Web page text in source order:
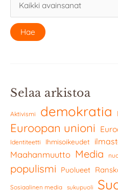
Selaa arkistoa
Aktivismi demokratia
Euroopan unioni
Identiteetti Ihmisoikeudet
Maahanmuutto Media
populismi Puolueet
Sosiaalinen media sukupuoli